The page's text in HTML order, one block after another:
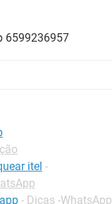
6599236957
itel -
- Dicas -WhatsApp